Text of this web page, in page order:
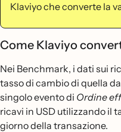
Klaviyo che converte la
Come Klaviyo
Nei Benchmark, i dati sui
tasso di cambio di quella
singolo evento di Ordine
ricavi in USD utilizzando il
giorno della transazione.